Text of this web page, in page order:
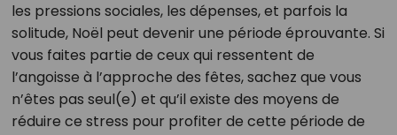
les pressions sociales, les dépenses, et parfois la
solitude, Noël peut devenir une période éprouvante. Si
vous faites partie de ceux qui ressentent de
l’angoisse à l’approche des fêtes, sachez que vous
n’êtes pas seul(e) et qu’il existe des moyens de
réduire ce stress pour profiter de cette période de